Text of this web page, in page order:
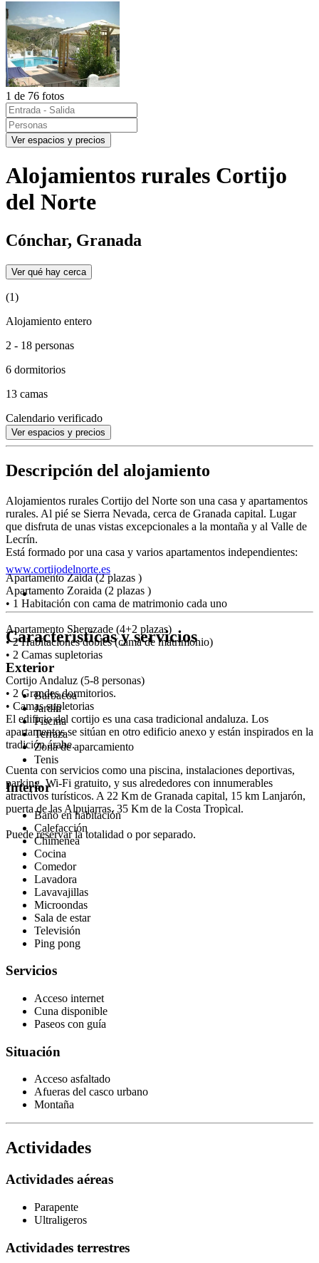
1 de 76 fotos
Ver espacios y precios
Alojamientos rurales Cortijo
del Norte
Cónchar, Granada
Ver qué hay cerca
(1)
Alojamiento entero
2 - 18 personas
6 dormitorios
13 camas
Calendario verificado
Ver espacios y precios
Descripción del alojamiento
Alojamientos rurales Cortijo del Norte son una casa y apartamentos
rurales. Al pié se Sierra Nevada, cerca de Granada capital. Lugar
que disfruta de unas vistas excepcionales a la montaña y al Valle de
Lecrín.
Está formado por una casa y varios apartamentos independientes:
Apartamento Zaida (2 plazas )
Apartamento Zoraida (2 plazas )
• 1 Habitación con cama de matrimonio cada uno
Apartamento Sherezade (4+2 plazas)
• 2 Habitaciones dobles (cama de matrimonio)
• 2 Camas supletorias
Cortijo Andaluz (5-8 personas)
• 2 Grandes dormitorios.
• Camas supletorias
El edificio del cortijo es una casa tradicional andaluza. Los
apartamentos se sitúan en otro edificio anexo y están inspirados en la
tradición árabe.
Cuenta con servicios como una piscina, instalaciones deportivas,
parking, Wi-Fi gratuito, y sus alrededores con innumerables
atractivos turísticos. A 22 Km de Granada capital, 15 km Lanjarón,
puerta de las Alpujarras, 35 Km de la Costa Tropìcal.
Puede reservar la totalidad o por separado.
www.cortijodelnorte.es
Características y servicios
Exterior
Barbacoa
Jardín
Piscina
Terraza
Zona de aparcamiento
Tenis
Interior
Baño en habitación
Calefacción
Chimenea
Cocina
Comedor
Lavadora
Lavavajillas
Microondas
Sala de estar
Televisión
Ping pong
Servicios
Acceso internet
Cuna disponible
Paseos con guía
Situación
Acceso asfaltado
Afueras del casco urbano
Montaña
Actividades
Actividades aéreas
Parapente
Ultraligeros
Actividades terrestres